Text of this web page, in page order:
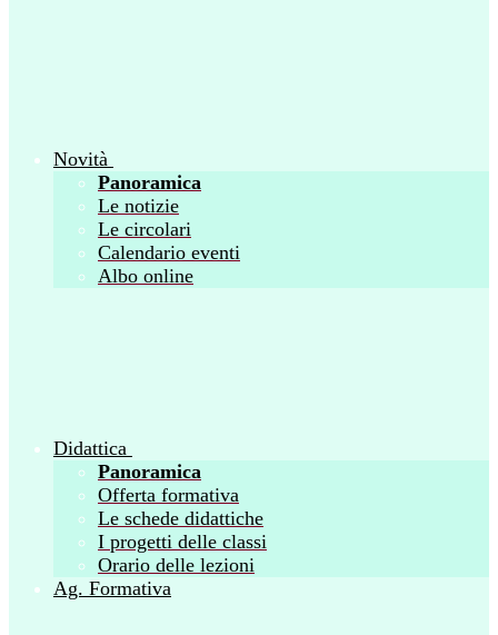
Novità
Panoramica
Le notizie
Le circolari
Calendario eventi
Albo online
Didattica
Panoramica
Offerta formativa
Le schede didattiche
I progetti delle classi
Orario delle lezioni
Ag. Formativa